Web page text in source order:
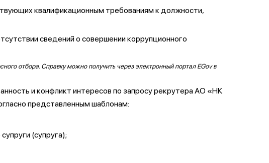
квалификационным требованиям к должности,
сведений о совершении коррупционного
отбора. Справку можно получить через электронный портал EGov в
и конфликт интересов по запросу рекрутера АО «НК
представленным шаблонам:
(супруга);